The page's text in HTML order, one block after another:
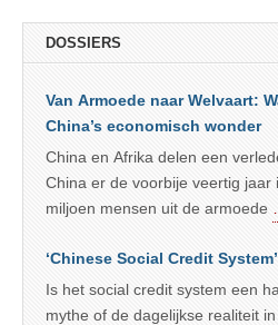
DOSSIERS
Van Armoede naar Welvaart:
China’s economisch wonder
China en Afrika delen een
China er de voorbije veertig
miljoen mensen uit de armoede
‘Chinese Social Credit System’
Is het social credit system een
mythe of de dagelijkse realiteit